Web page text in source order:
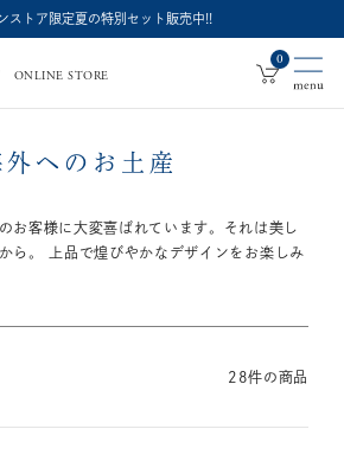
ストア限定夏の特別セット販売中!!
深
製
ONLINE STORE
0
外へのお土産
お客様に大変喜ばれています。それは美し
ら。
上品で煌びやかなデザインをお楽しみ
28件の商品